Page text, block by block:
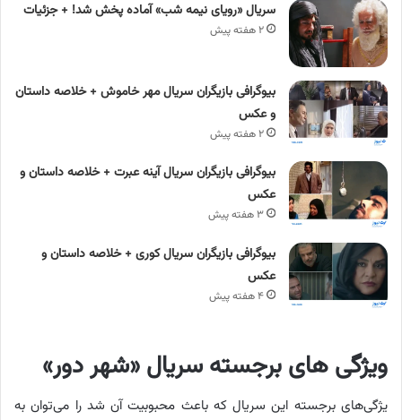
سریال «رویای نیمه شب» آماده پخش شد! + جزئیات
۲ هفته پیش
بیوگرافی بازیگران سریال مهر خاموش + خلاصه داستان
و عکس
۲ هفته پیش
بیوگرافی بازیگران سریال آینه عبرت + خلاصه داستان و
عکس
۳ هفته پیش
بیوگرافی بازیگران سریال کوری + خلاصه داستان و
عکس
۴ هفته پیش
ویژگی های برجسته سریال «شهر دور»
یژگی‌های برجسته این سریال که باعث محبوبیت آن شد را می‌توان به